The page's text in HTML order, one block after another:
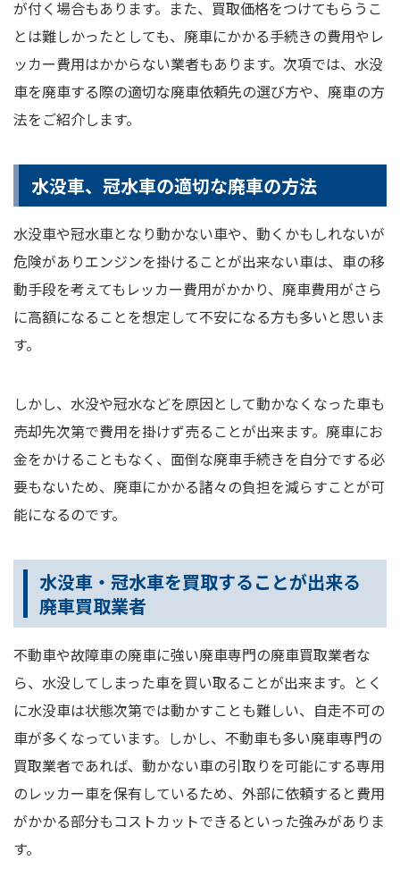
が付く場合もあります。また、買取価格をつけてもらうこ
とは難しかったとしても、廃車にかかる手続きの費用やレ
ッカー費用はかからない業者もあります。次項では、水没
車を廃車する際の適切な廃車依頼先の選び方や、廃車の方
法をご紹介します。
水没車、冠水車の適切な廃車の方法
水没車や冠水車となり動かない車や、動くかもしれないが
危険がありエンジンを掛けることが出来ない車は、車の移
動手段を考えてもレッカー費用がかかり、廃車費用がさら
に高額になることを想定して不安になる方も多いと思いま
す。
しかし、水没や冠水などを原因として動かなくなった車も
売却先次第で費用を掛けず売ることが出来ます。廃車にお
金をかけることもなく、面倒な廃車手続きを自分でする必
要もないため、廃車にかかる諸々の負担を減らすことが可
能になるのです。
水没車・冠水車を買取することが出来る
廃車買取業者
不動車や故障車の廃車に強い廃車専門の廃車買取業者な
ら、水没してしまった車を買い取ることが出来ます。とく
に水没車は状態次第では動かすことも難しい、自走不可の
車が多くなっています。しかし、不動車も多い廃車専門の
買取業者であれば、動かない車の引取りを可能にする専用
のレッカー車を保有しているため、外部に依頼すると費用
がかかる部分もコストカットできるといった強みがありま
す。